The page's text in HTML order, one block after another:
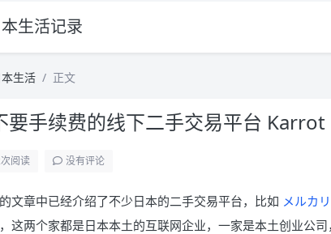
生活记录
本生活 正文
要手续费的线下二手交易平台 Karrot
次阅读 没有评论
文章中已经介绍了不少日本的二手交易平台，比如 メルカリ
，这两个家都是日本本土的互联网企业，一家是本土创业公